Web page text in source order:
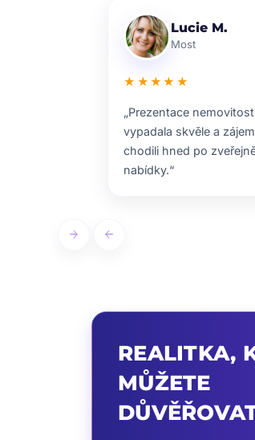
Lucie M.
Most
★★★★★
„Prezentace
vypadala skvěle a
chodili hned po
nabídky.“
arrow_back
arrow_forward
REALITKA,
MŮŽETE